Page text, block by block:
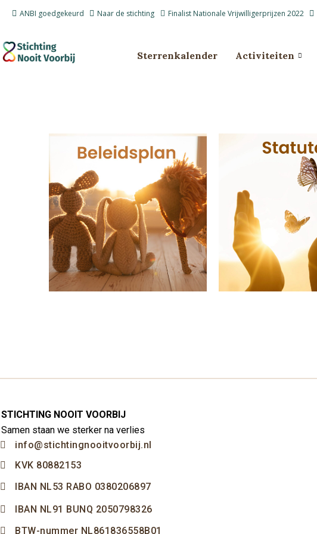
inhoud
ANBI goedgekeurd Naar de stichting Finalist Nationale Vrijwilligerprijzen 2022
Sterrenkalender Activiteiten
STICHTING NOOIT VOORBIJ
Samen staan we sterker na verlies
info@stichtingnooitvoorbij.nl
KVK 80882153
IBAN NL53 RABO 0380206897
IBAN NL91 BUNQ 2050798326
BTW-nummer NL861836558B01